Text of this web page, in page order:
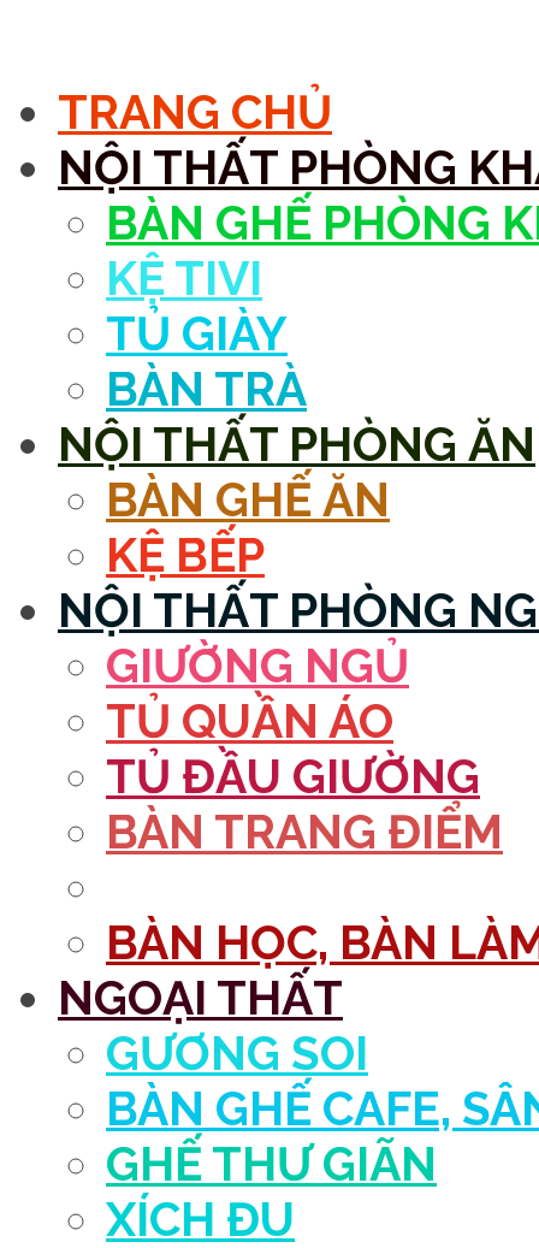
TRANG CHỦ
NỘI THẤT PHÒNG
BÀN GHẾ PHÒNG
KỆ TIVI
TỦ GIÀY
BÀN TRÀ
NỘI THẤT PHÒNG ĂN
BÀN GHẾ ĂN
KỆ BẾP
NỘI THẤT PHÒNG
GIƯỜNG NGỦ
TỦ QUẦN ÁO
TỦ ĐẦU GIƯỜNG
BÀN TRANG ĐIỂM
BÀN HỌC, BÀN
NGOẠI THẤT
GƯƠNG SOI
BÀN GHẾ CAFE,
GHẾ THƯ GIÃN
XÍCH ĐU